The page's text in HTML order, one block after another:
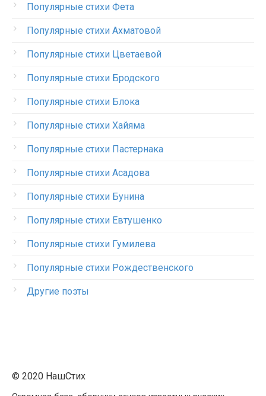
Популярные стихи Фета
Популярные стихи Ахматовой
Популярные стихи Цветаевой
Популярные стихи Бродского
Популярные стихи Блока
Популярные стихи Хайяма
Популярные стихи Пастернака
Популярные стихи Асадова
Популярные стихи Бунина
Популярные стихи Евтушенко
Популярные стихи Гумилева
Популярные стихи Рождественского
Другие поэты
© 2020 НашСтих